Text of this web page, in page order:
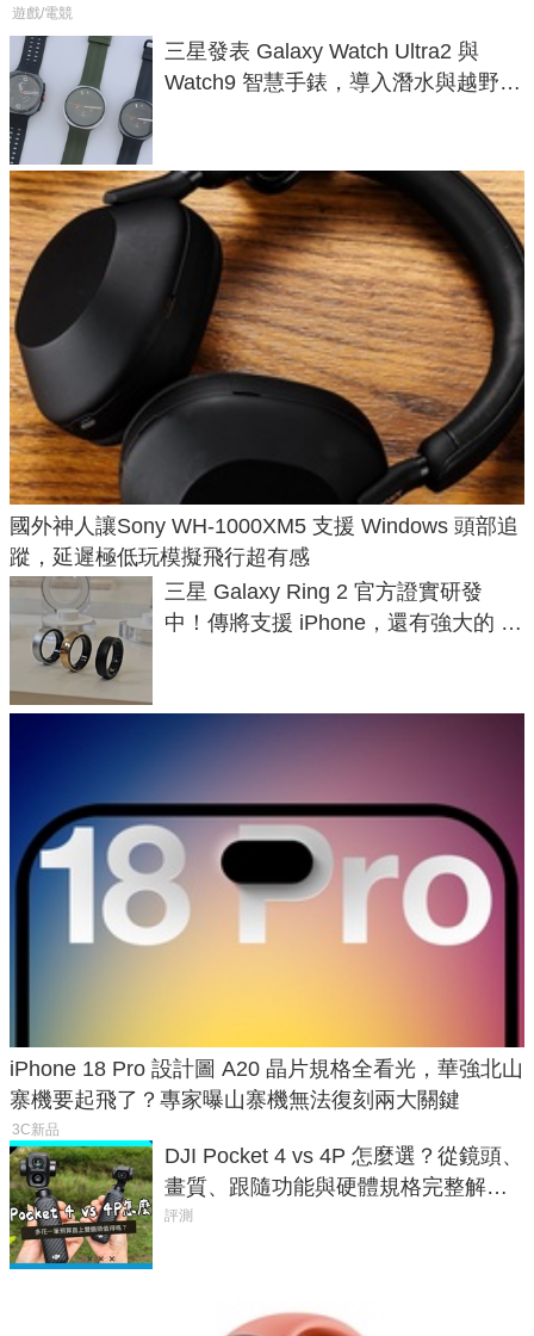
遊戲/電競
三星發表 Galaxy Watch Ultra2 與
Watch9 智慧手錶，導入潛水與越野跑
國外神人讓Sony WH-1000XM5 支援 Windows 頭部追
蹤，延遲極低玩模擬飛行超有感
三星 Galaxy Ring 2 官方證實研發
中！傳將支援 iPhone，還有強大的 AI
iPhone 18 Pro 設計圖 A20 晶片規格全看光，華強北山
寨機要起飛了？專家曝山寨機無法復刻兩大關鍵
3C新品
DJI Pocket 4 vs 4P 怎麼選？從鏡頭、
畫質、跟隨功能與硬體規格完整解
析，一次看懂兩台差異
評測